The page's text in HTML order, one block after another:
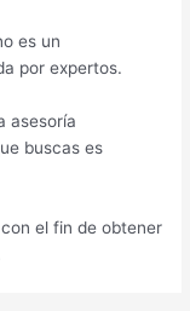
es un
por expertos.
asesoría
buscas es
el fin de obtener